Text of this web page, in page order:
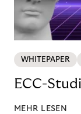
WHITEPAPER
ECC-
MEHR LESEN